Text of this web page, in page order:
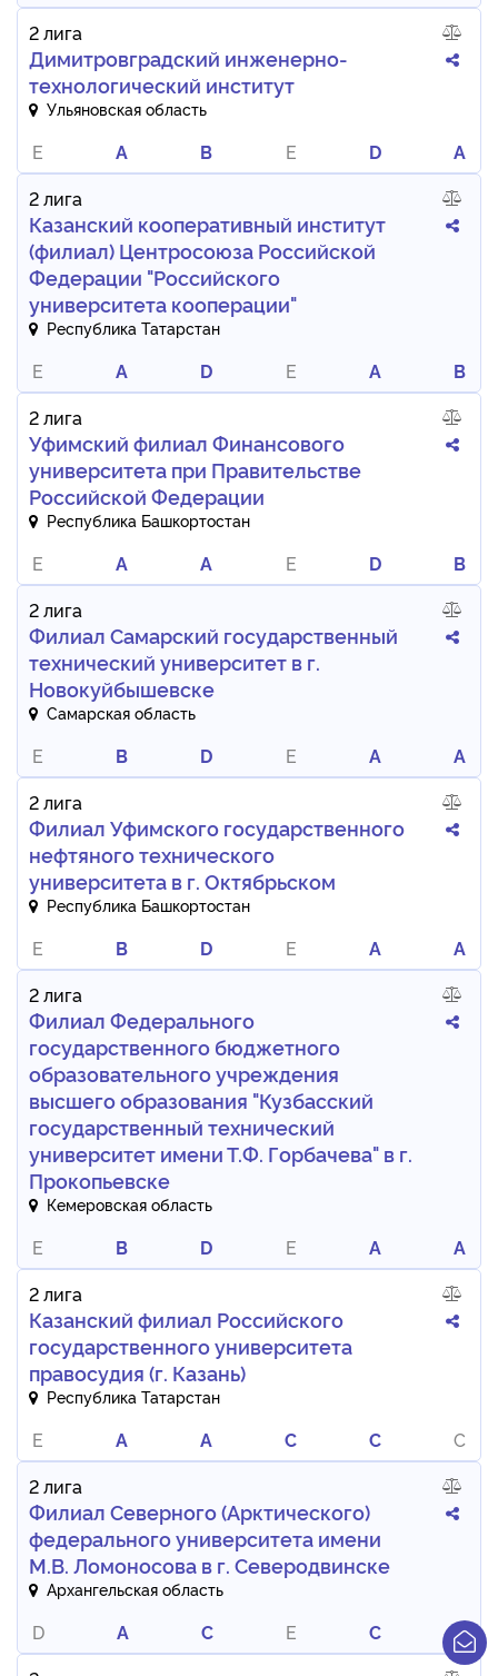
2 лига
Димитровградский инженерно-
технологический институт
Ульяновская область
E A B E D
A
2 лига
Казанский кооперативный институт
(филиал) Центросоюза Российской
Федерации "Российского
университета кооперации"
Республика Татарстан
E A D E A
B
2 лига
Уфимский филиал Финансового
университета при Правительстве
Российской Федерации
Республика Башкортостан
E A A E D
B
2 лига
Филиал Самарский государственный
технический университет в г.
Новокуйбышевске
Самарская область
E B D E A
A
2 лига
Филиал Уфимского государственного
нефтяного технического
университета в г. Октябрьском
Республика Башкортостан
E B D E A
A
2 лига
Филиал Федерального
государственного бюджетного
образовательного учреждения
высшего образования "Кузбасский
государственный технический
университет имени Т.Ф. Горбачева" в г.
Прокопьевске
Кемеровская область
E B D E A
A
2 лига
Казанский филиал Российского
государственного университета
правосудия (г. Казань)
Республика Татарстан
E A A C C
C
2 лига
Филиал Северного (Арктического)
федерального университета имени
М.В. Ломоносова в г. Северодвинске
Архангельская область
D A C E C
A